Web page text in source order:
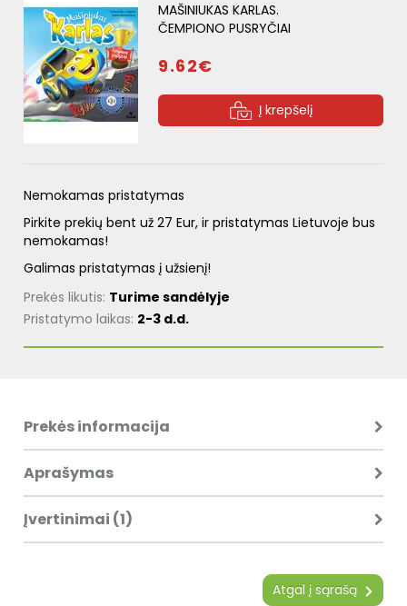
MAŠINIUKAS KARLAS.
ČEMPIONO PUSRYČIAI
9.62€
Į krepšelį
Nemokamas pristatymas
Pirkite prekių bent už 27 Eur, ir pristatymas Lietuvoje bus
nemokamas!
Galimas pristatymas į užsienį!
Prekės likutis: Turime sandėlyje
Pristatymo laikas: 2-3 d.d.
Prekės informacija
Aprašymas
Įvertinimai (1)
Atgal į sąrašą